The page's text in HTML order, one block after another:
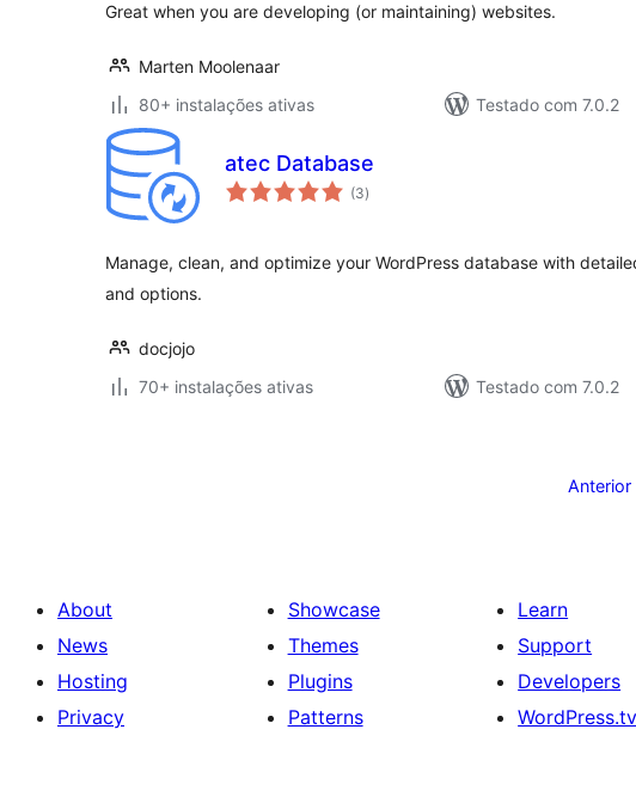
Great when you are developing (or maintaining) websites.
Marten Moolenaar
80+ instalações ativas
Testado com 7.0.2
atec Database
(3avaliações
totais
)
Manage, clean, and optimize your WordPress database with
and options.
docjojo
70+ instalações ativas
Testado com 7.0.2
Anterior
About
News
Hosting
Privacy
Showcase
Themes
Plugins
Patterns
Learn
Support
Developers
WordPress.tv